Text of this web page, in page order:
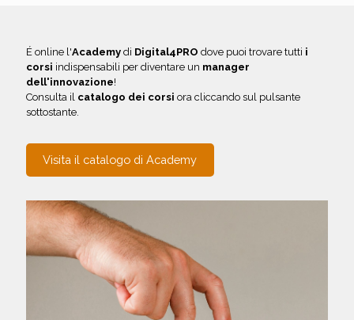
É online l'Academy di Digital4PRO dove puoi trovare tutti i
corsi indispensabili per diventare un manager
dell'innovazione!
Consulta il catalogo dei corsi ora cliccando sul pulsante
sottostante.
Visita il catalogo di Academy